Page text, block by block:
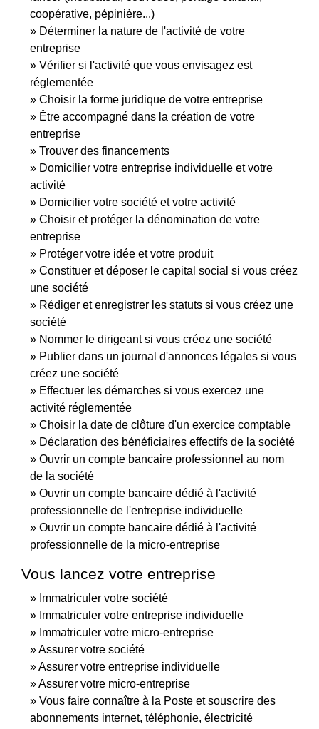
coopérative, pépinière...)
Déterminer la nature de l'activité de votre
entreprise
Vérifier si l'activité que vous envisagez est
réglementée
Choisir la forme juridique de votre entreprise
Être accompagné dans la création de votre
entreprise
Trouver des financements
Domicilier votre entreprise individuelle et votre
activité
Domicilier votre société et votre activité
Choisir et protéger la dénomination de votre
entreprise
Protéger votre idée et votre produit
Constituer et déposer le capital social si vous créez
une société
Rédiger et enregistrer les statuts si vous créez une
société
Nommer le dirigeant si vous créez une société
Publier dans un journal d'annonces légales si vous
créez une société
Effectuer les démarches si vous exercez une
activité réglementée
Choisir la date de clôture d'un exercice comptable
Déclaration des bénéficiaires effectifs de la société
Ouvrir un compte bancaire professionnel au nom
de la société
Ouvrir un compte bancaire dédié à l'activité
professionnelle de l'entreprise individuelle
Ouvrir un compte bancaire dédié à l'activité
professionnelle de la micro-entreprise
Vous lancez votre entreprise
Immatriculer votre société
Immatriculer votre entreprise individuelle
Immatriculer votre micro-entreprise
Assurer votre société
Assurer votre entreprise individuelle
Assurer votre micro-entreprise
Vous faire connaître à la Poste et souscrire des
abonnements internet, téléphonie, électricité